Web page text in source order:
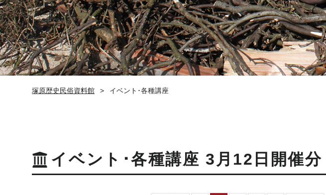
塚原歴史民俗資料館 イベント･各種講座
イベント･各種講座 3月12日開催分